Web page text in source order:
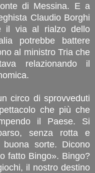
di Messina. E a
Claudio Borghi
il via al rialzo dello
potrebbe battere
al ministro Tria che
relazionando il
circo di sprovveduti
che più che
il Paese. Si
senza rotta e
sorte. Dicono
fatto Bingo». Bingo?
il nostro destino